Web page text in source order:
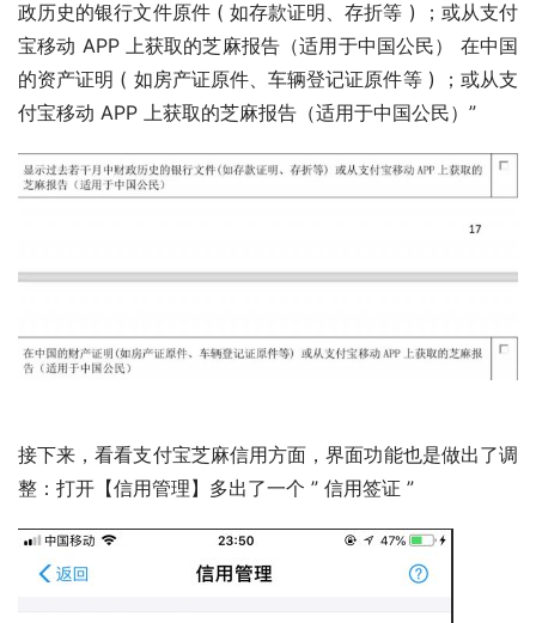
政历史的银行文件原件 ( 如存款证明、存折等 ) ；或从支付
宝移动 APP 上获取的芝麻报告（适用于中国公民） 在中国
的资产证明 ( 如房产证原件、车辆登记证原件等 ) ；或从支
付宝移动 APP 上获取的芝麻报告（适用于中国公民）”
接下来，看看支付宝芝麻信用方面，界面功能也是做出了调
整：打开【信用管理】多出了一个 ” 信用签证 ”